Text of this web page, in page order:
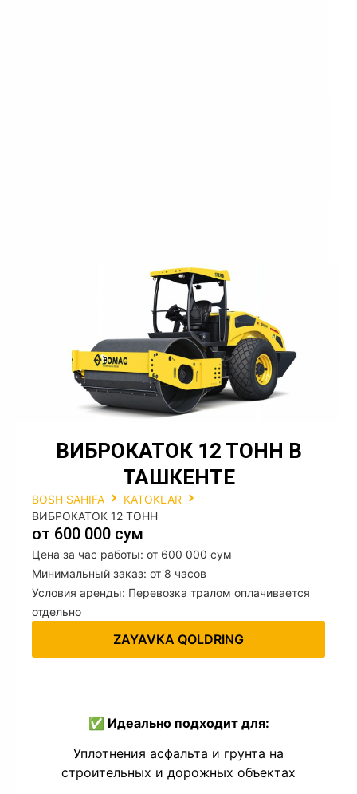
ВИБРОКАТОК 12 ТОНН В
ТАШКЕНТЕ
BOSH SAHIFA
KATOKLAR
ВИБРОКАТОК 12 ТОНН
от 600 000 сум
Цена за час работы: от 600 000 сум
Минимальный заказ: от 8 часов
Условия аренды: Перевозка тралом оплачивается
отдельно
ZAYAVKA QOLDRING
✅ Идеально подходит для:
Уплотнения асфальта и грунта на
строительных и дорожных объектах